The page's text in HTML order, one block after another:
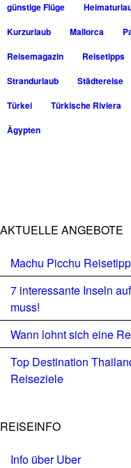
günstige Flüge
Kurzurlaub
Mallorca
Reisemagazin
Reisetipps
Strandurlaub
Städtereise
Türkei
Türkische Riviera
Ägypten
AKTUELLE ANGEBOTE
Machu Picchu
7 interessante Inseln
muss!
Wann lohnt sich eine
Top Destination
Reiseziele
REISEINFO
Info über Uber